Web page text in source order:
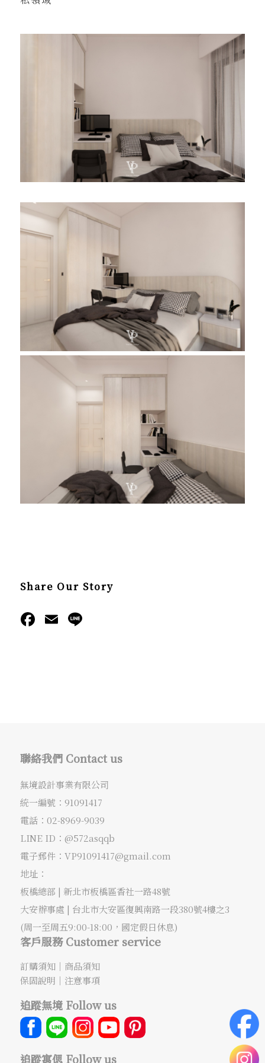
Share Our Story
Facebook
Email
聯絡我們 Contact us
無境設計事業有限公司
統一編號：91091417
電話： 02-8969-9039
LINE ID：@572asqqb
電子郵件： VP91091417@gmail.com
地址：
板橋總部 | 新北市板橋區香社一路48號
大安辦事處 | 台北市大安區復興南路一段380號4樓之3
(周一至周五9:00-18:00，國定假日休息)
客戶服務 Customer service
訂購須知｜ 商品須知
保固說明 ｜ 注意事項
追蹤無境 Follow us
追蹤寓偲 Follow us